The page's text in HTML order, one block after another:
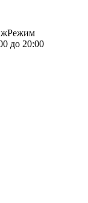
Режим
до 20:00